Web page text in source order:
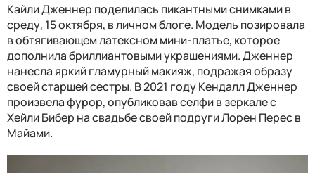
Кайли Дженнер поделилась пикантными снимками в
среду, 15 октября, в личном блоге. Модель позировала
в обтягивающем латексном мини-платье, которое
дополнила бриллиантовыми украшениями. Дженнер
нанесла яркий гламурный макияж, подражая образу
своей старшей сестры. В 2021 году Кендалл Дженнер
произвела фурор, опубликовав селфи в зеркале с
Хейли Бибер на свадьбе своей подруги Лорен Перес в
Майами.